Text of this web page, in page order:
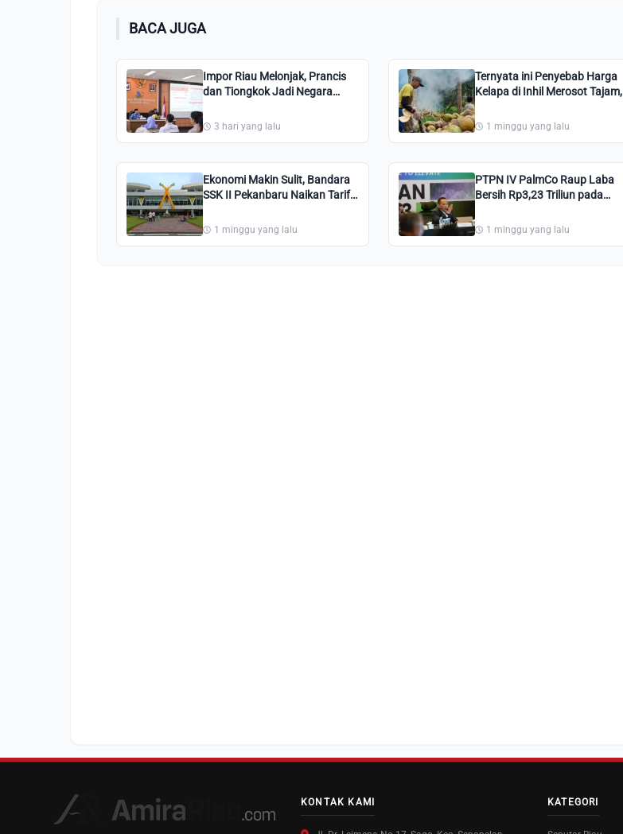
BACA JUGA
Impor Riau Melonjak, Prancis
dan Tiongkok Jadi Negara
3 hari yang lalu
Ternyata ini Penyebab Harga
Kelapa di Inhil Merosot Tajam,
1 minggu yang lalu
Ekonomi Makin Sulit, Bandara
SSK II Pekanbaru Naikan Tarif
Pertama
1 minggu yang lalu
PTPN IV PalmCo Raup Laba
Bersih Rp3,23 Triliun pada
1 minggu yang lalu
KONTAK KAMI KATEGORI